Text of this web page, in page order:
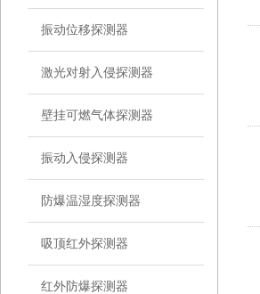
振动位移探测器
激光对射入侵探测器
壁挂可燃气体探测器
振动入侵探测器
防爆温湿度探测器
吸顶红外探测器
红外防爆探测器